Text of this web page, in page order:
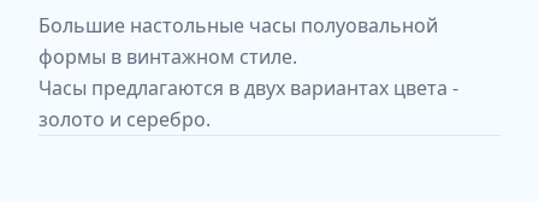
Большие настольные часы полуовальной
формы в винтажном стиле.
Часы предлагаются в двух вариантах цвета -
золото и серебро.